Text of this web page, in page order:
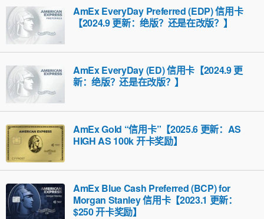
AmEx EveryDay Preferred (EDP) 信用卡
【2024.9 更新：绝版？还是在改版？】
AmEx EveryDay (ED) 信用卡【2024.9 更
新：绝版？还是在改版？】
AmEx Gold “信用卡”【2025.6 更新：AS
HIGH AS 100k 开卡奖励】
AmEx Blue Cash Preferred (BCP) for
Morgan Stanley 信用卡【2023.1 更新：
$250 开卡奖励】